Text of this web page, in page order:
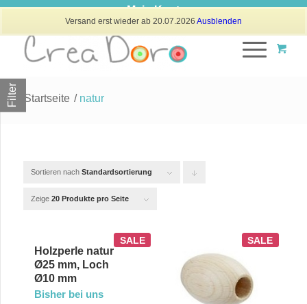
Mein Konto
Startseite / natur
Sortieren nach Standardsortierung
Produkte
absteigender
Zeige 20 Produkte pro Seite
SALE
Holzperle natur
Ø25 mm, Loch
Ø10 mm
Bisher bei uns
SALE
Filter
Versand erst wieder ab 20.07.2026 Ausblenden